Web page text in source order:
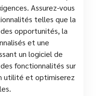
Assurez-vous
telles que la
opportunités, la
et une
un logiciel de
fonctionnalités sur
utilité et optimiserez